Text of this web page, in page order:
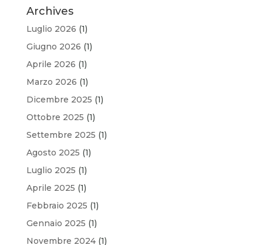
Archives
Luglio 2026 (1)
Giugno 2026 (1)
Aprile 2026 (1)
Marzo 2026 (1)
Dicembre 2025 (1)
Ottobre 2025 (1)
Settembre 2025 (1)
Agosto 2025 (1)
Luglio 2025 (1)
Aprile 2025 (1)
Febbraio 2025 (1)
Gennaio 2025 (1)
Novembre 2024(1)